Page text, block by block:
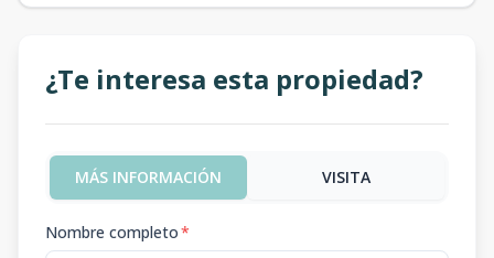
¿Te interesa esta propiedad?
MÁS INFORMACIÓN VISITA
Nombre completo*